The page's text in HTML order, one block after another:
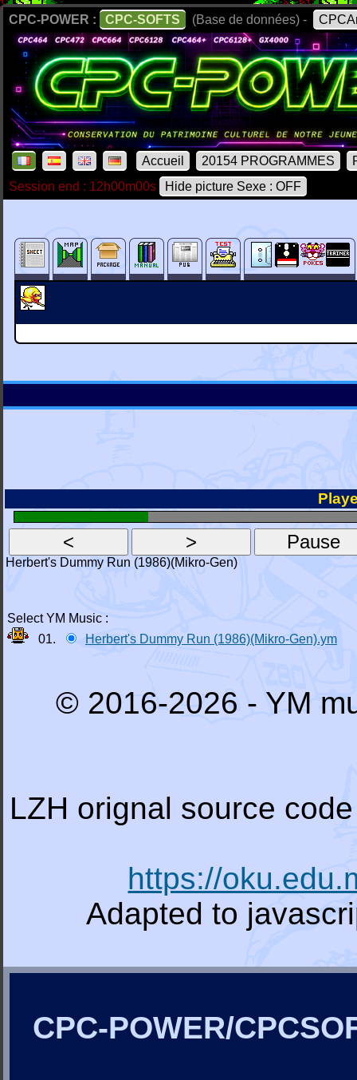
CPC-POWER : CPC-SOFTS (Base de données) -
Accueil 20154 PROGRAMMES
Session end : 12h00m00s
Hide picture Sexe : OFF
Herbert's Dummy Run (1986)(Mikro-Gen)
Select YM Music :
01.
Herbert's Dummy Run (1986)(Mikro-Gen).ym
© 2016-2026 - YM
LZH orignal source
https://
Adapted to
CPC-POWER/